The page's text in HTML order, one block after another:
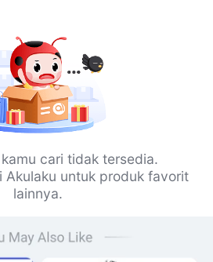
cari tidak tersedia.
Akulaku untuk produk favorit
lainnya.